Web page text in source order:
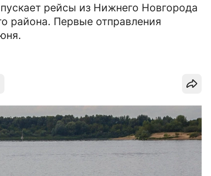
рейсы из Нижнего Новгорода
района. Первые отправления